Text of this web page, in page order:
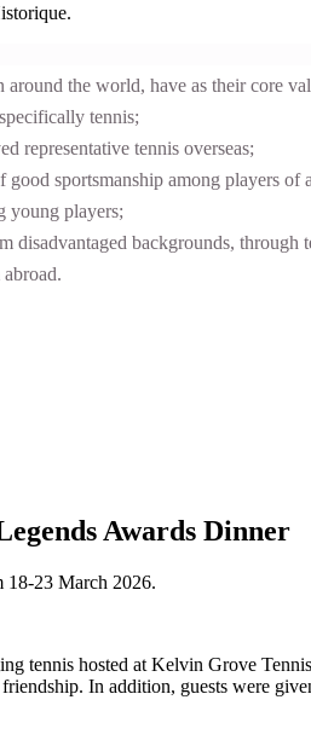
the world, have as their core
tennis;
representative tennis overseas;
sportsmanship among players of
young players;
backgrounds, through
Awards Dinner
18-23 March 2026.
tennis hosted at Kelvin Grove
In addition, guests were